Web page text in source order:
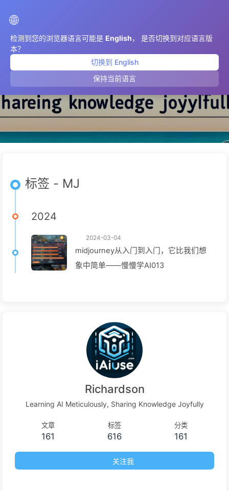
🌐
检测到您的浏览器语言可能是 English， 是否切换到对应语言版
本？
切换到 English
保持当前语言
MJ
标签 - MJ
2024
2024-03-04
midjourney从入门到入门，它比我们想
象中简单——慢慢学AI013
Richardson
Learning AI Meticulously, Sharing Knowledge Joyfully
文章
161
标签
616
分类
161
关注我